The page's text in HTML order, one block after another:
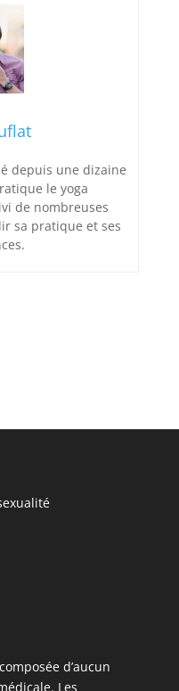
depuis une dizaine
le yoga
de nombreuses
sa pratique et ses
d’aucun
Les